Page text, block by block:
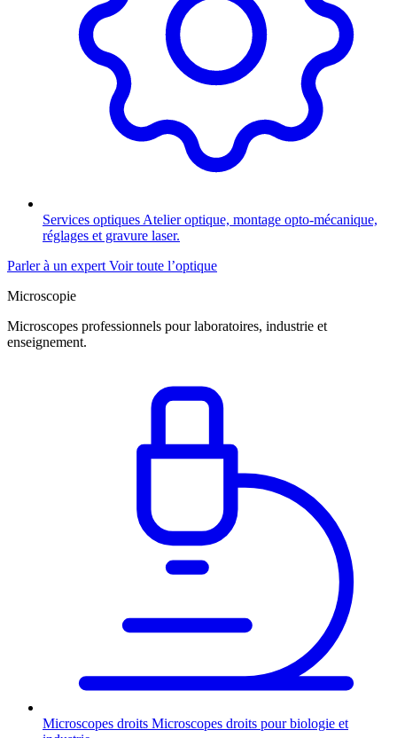
Services optiques Atelier optique, montage opto-mécanique,
réglages et gravure laser.
Parler à un expert Voir toute l’optique
Microscopie
Microscopes professionnels pour laboratoires, industrie et
enseignement.
Microscopes droits Microscopes droits pour biologie et